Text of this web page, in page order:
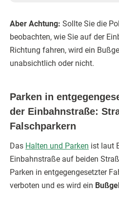
Aber Achtung: Sollte Sie die
beobachten, wie Sie auf der
Richtung fahren, wird ein
unabsichtlich oder nicht.
Parken in
der Einbahnstraße:
Falschparkern
Das Halten und Parken ist laut
Einbahnstraße auf beiden
Parken in entgegengesetzter
verboten und es wird ein